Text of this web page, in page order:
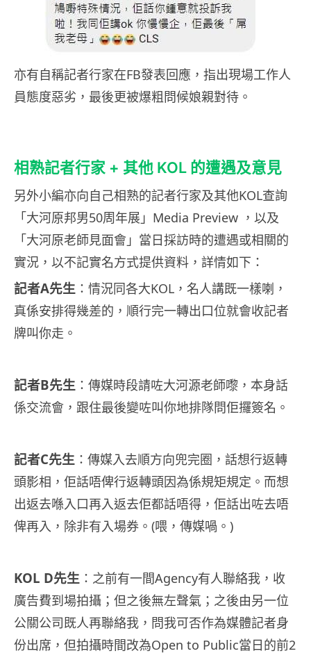
亦有自稱記者行家在FB發表回應，指出現場工作人
員態度惡劣，最後更被爆粗問候娘親對待。
相熟記者行家 + 其他 KOL 的遭遇及意見
另外小編亦向自己相熟的記者行家及其他KOL查詢
「大河原邦男50周年展」Media Preview ，以及
「大河原老師見面會」當日採訪時的遭遇或相關的
實況，以不記實名方式提供資料，詳情如下：
記者A先生 ：情況同各大KOL，名人講既一樣喇，
真係安排得幾差的，順行完一轉出口位就會收記者
牌叫你走。
記者B先生 ：傳媒時段請咗大河源老師嚟，本身話
係交流會，跟住最後變咗叫你地排隊問佢攞簽名。
記者C先生 ：傳媒入去順方向兜完圈，話想行返轉
頭影相，佢話唔俾行返轉頭因為係規矩規定。而想
出返去喺入口再入返去佢都話唔得，佢話出咗去唔
俾再入，除非有入場券。(喂，傳媒喎。)
KOL D先生 ：之前有一間Agency有人聯絡我，收
廣告費到場拍攝；但之後無左聲氣；之後由另一位
公關公司既人再聯絡我，問我可否作為媒體記者身
份出席，但拍攝時間改為Open to Public當日的前2